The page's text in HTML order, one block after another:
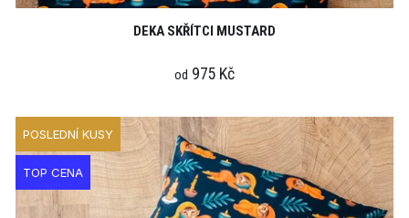
DEKA SKŘÍTCI MUSTARD
od 975 Kč
POSLEDNÍ KUSY
TOP CENA